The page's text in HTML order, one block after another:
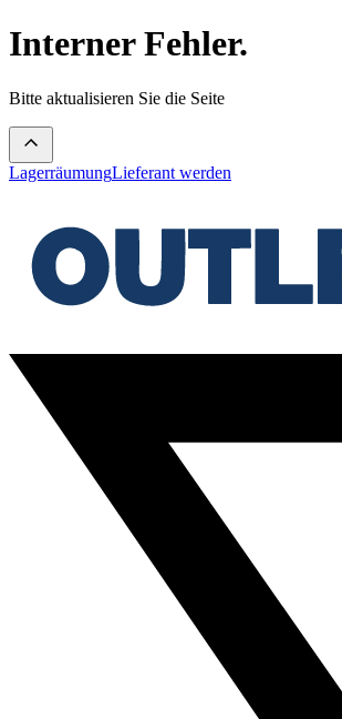
Interner Fehler.
Bitte aktualisieren Sie die Seite
LagerräumungLieferant werden